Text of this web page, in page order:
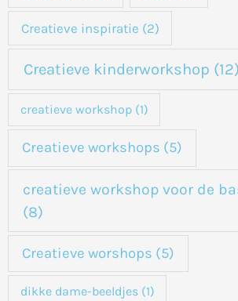
Creatieve inspiratie (2)
Creatieve kinderworkshop (12)
creatieve workshop(1)
Creatieve workshops (5)
creatieve workshop voor de
(8)
Creatieve worshops (5)
dikke dame-beeldjes(1)